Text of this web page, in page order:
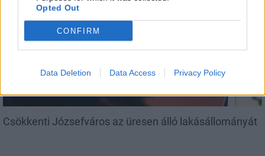
Opted Out
CONFIRM
Data Deletion Data Access Privacy Policy
Helyi
Csökkenti Józsefváros az üresen álló lakásállományát